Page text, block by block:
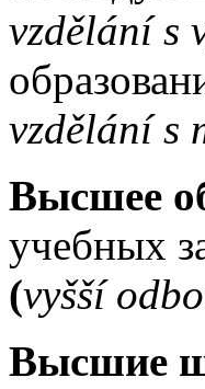
vzdělání s
vzdělání s
Высшее
учебных
(vyšší
Высшие